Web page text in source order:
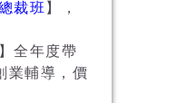
裁班】，
】全年度帶
業輔導，價